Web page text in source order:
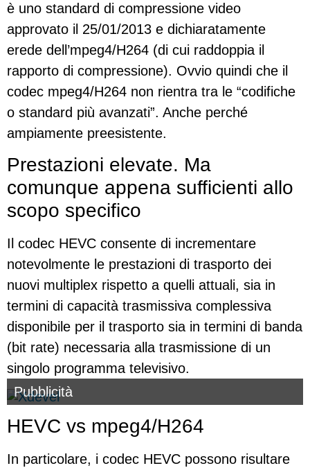
è uno standard di compressione video
approvato il 25/01/2013 e dichiaratamente
erede dell’mpeg4/H264 (di cui raddoppia il
rapporto di compressione). Ovvio quindi che il
codec mpeg4/H264 non rientra tra le “codifiche
o standard più avanzati”. Anche perché
ampiamente preesistente.
Prestazioni elevate. Ma
comunque appena sufficienti allo
scopo specifico
Il codec HEVC consente di incrementare
notevolmente le prestazioni di trasporto dei
nuovi multiplex rispetto a quelli attuali, sia in
termini di capacità trasmissiva complessiva
disponibile per il trasporto sia in termini di banda
(bit rate) necessaria alla trasmissione di un
singolo programma televisivo.
Pubblicità
HEVC vs mpeg4/H264
In particolare, i codec HEVC possono risultare